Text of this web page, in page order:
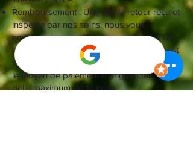
Remboursement : Une fois le retour reçu et
inspecté par nos soins, nous vous
enverrons un e-mail pour vous notifier de
la bonne réception du colis. Si le retour est
validé, le remboursement sera effectué sur
le moyen de paiement d'origine dans un
délai maximum de 14 jours.​